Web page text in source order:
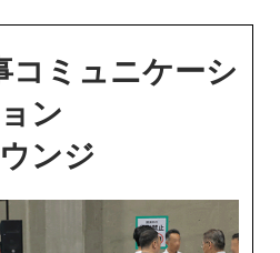
コミュニケーシ
ョン
ンジ